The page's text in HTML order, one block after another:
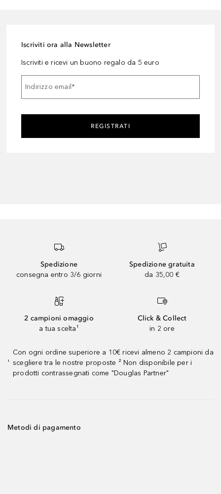
Iscriviti ora alla Newsletter
Iscriviti e ricevi un buono regalo da 5 euro
Indirizzo email*
REGISTRATI
Spedizione
consegna entro 3/6 giorni
Spedizione gratuita
da 35,00 €
2 campioni omaggio
a tua scelta¹
Click & Collect
in 2 ore
¹
Con ogni ordine superiore a 10€ ricevi almeno 2 campioni da
scegliere tra le nostre proposte ² Non disponibile per i
prodotti contrassegnati come "Douglas Partner"
Metodi di pagamento